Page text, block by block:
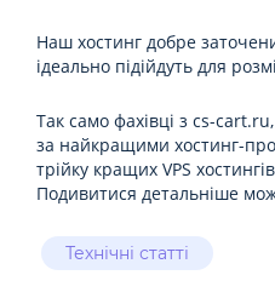
Наш хостинг добре
ідеально підійдуть для
Так само фахівці з cs-
за ​​найкращими хостинг-
трійку кращих VPS
Подивитися детальніше
Технічні статті